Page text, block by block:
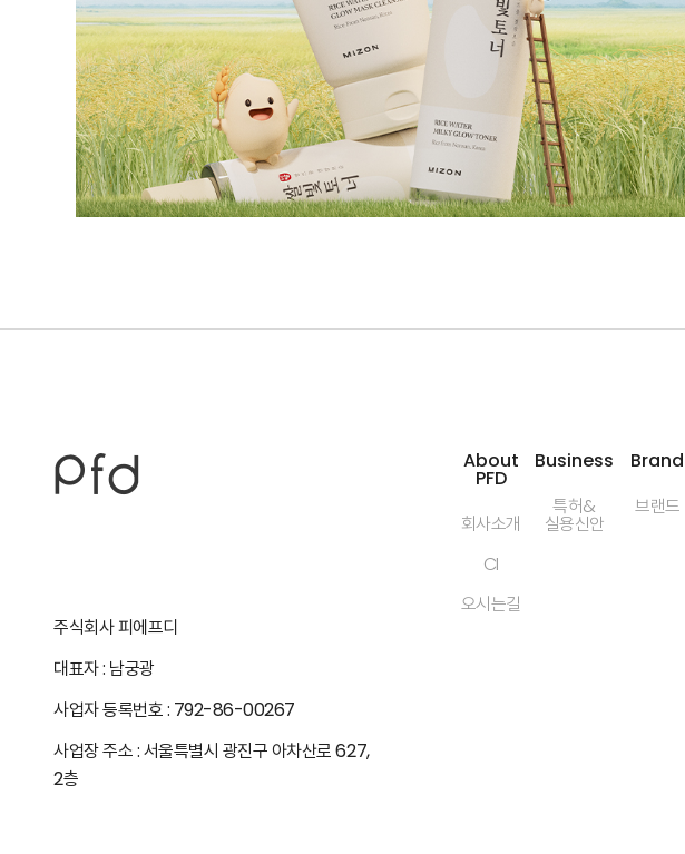
주식회사 피에프디
대표자 : 남궁광
사업자 등록번호 : 792-86-00267
사업장 주소 : 서울특별시 광진구 아차산로 627,
2층
About
PFD
회사소개
CI
오시는길
Business
특허&
실용신안
Brand
브랜드